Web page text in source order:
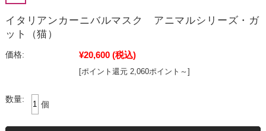
イタリアンカーニバルマスク アニマルシリーズ・ガ
ット（猫）
価格: ¥20,600 (税込)
[ポイント還元 2,060ポイント～]
数量:
個